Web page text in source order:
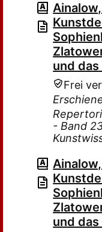
und
Frei
- Band
und